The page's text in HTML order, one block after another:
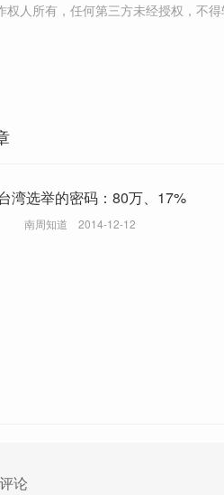
人所有，任何第三方未经授权，不
湾选举的密码：80万、17%
南周知道 2014-12-12
论